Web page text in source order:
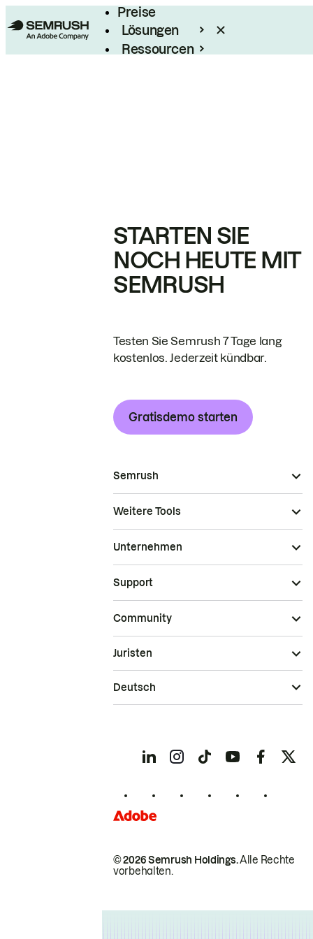
Preise
Lösungen
Ressourcen
STARTEN SIE
NOCH HEUTE MIT
SEMRUSH
Testen Sie Semrush 7 Tage lang
kostenlos. Jederzeit kündbar.
Gratisdemo starten
Semrush
Weitere Tools
Unternehmen
Support
Community
© 2026 Semrush Holdings.Alle Rechte
vorbehalten.
Juristen
Deutsch